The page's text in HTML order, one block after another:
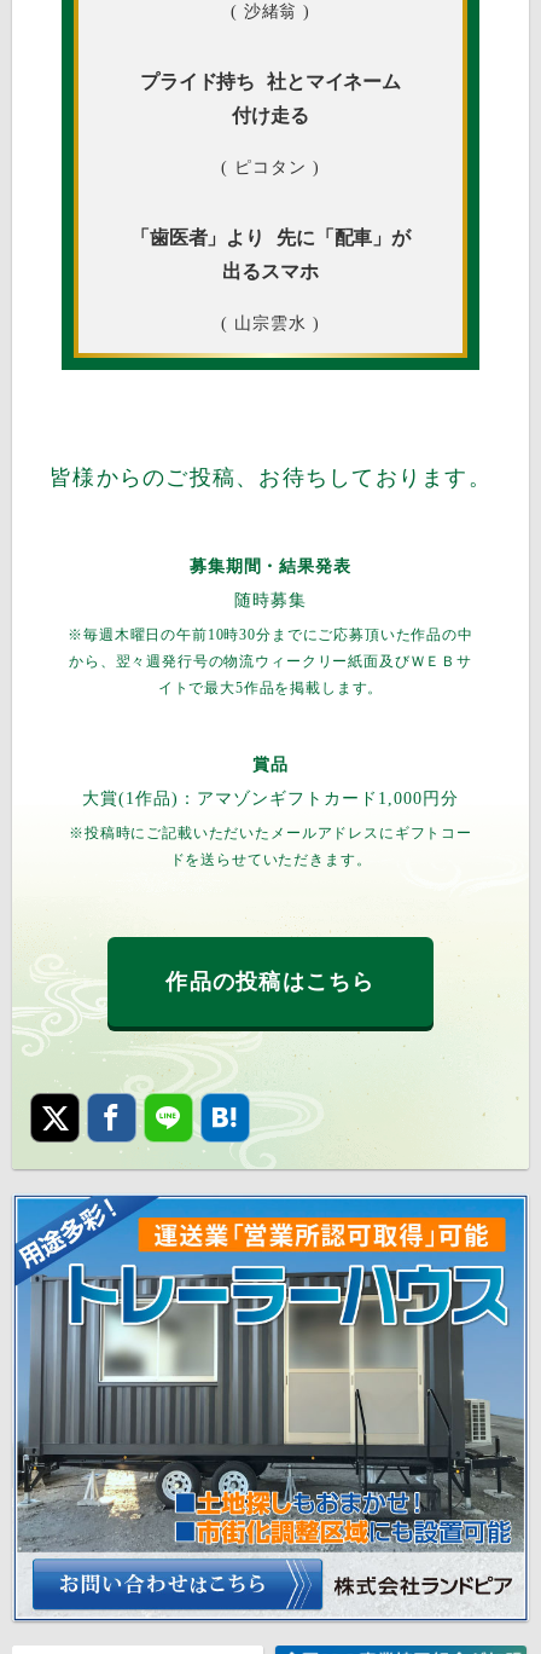
( 沙緒翁 )
プライド持ち
社とマイネーム
付け走る
( ピコタン )
「歯医者」より
先に「配車」が
出るスマホ
( 山宗雲水 )
皆様からのご投稿、お待ちしております。
募集期間・結果発表
随時募集
※毎週木曜日の午前10時30分までにご応募頂いた作品の中
から、翌々週発行号の物流ウィークリー紙面及びＷＥＢサ
イトで最大5作品を掲載します。
賞品
大賞(1作品)：アマゾンギフトカード1,000円分
※投稿時にご記載いただいたメールアドレスにギフトコー
ドを送らせていただきます。
作品の投稿はこちら